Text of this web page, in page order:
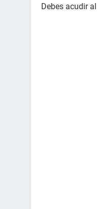
Debes acudir